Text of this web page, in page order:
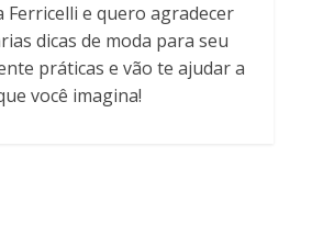
e quero agradecer
dicas de moda para seu
práticas e vão te ajudar a
você imagina!